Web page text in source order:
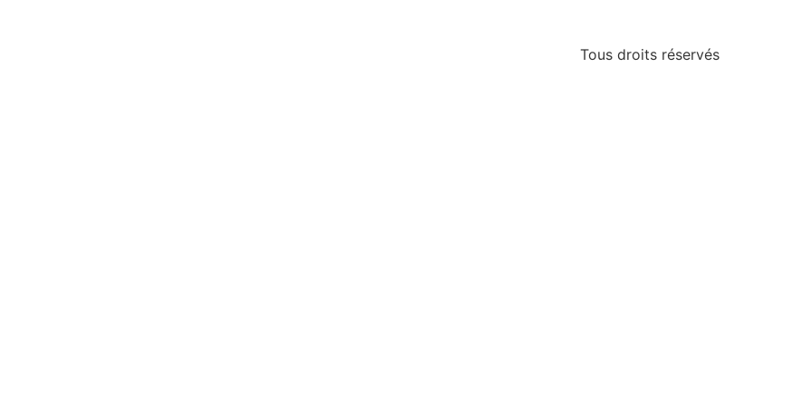
Tous droits réservés